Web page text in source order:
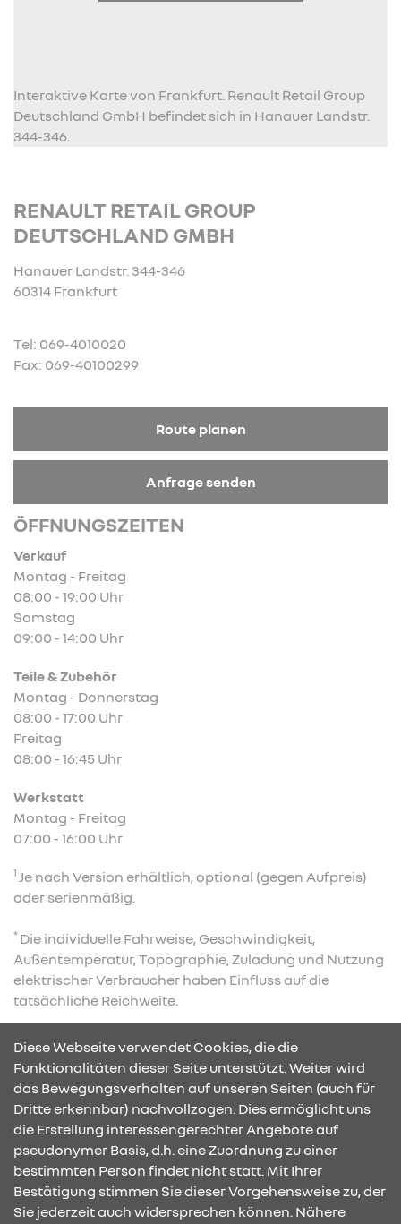
Interaktive Karte von Frankfurt. Renault Retail Group
Deutschland GmbH befindet sich in Hanauer Landstr.
344-346.
RENAULT RETAIL GROUP
DEUTSCHLAND GMBH
Hanauer Landstr. 344-346
60314 Frankfurt
Tel: 069-4010020
Fax: 069-40100299
Route planen
Anfrage senden
ÖFFNUNGSZEITEN
Verkauf
Montag - Freitag
08:00 - 19:00 Uhr
Samstag
09:00 - 14:00 Uhr
Teile & Zubehör
Montag - Donnerstag
08:00 - 17:00 Uhr
Freitag
08:00 - 16:45 Uhr
Werkstatt
Montag - Freitag
07:00 - 16:00 Uhr
1 Je nach Version erhältlich, optional (gegen Aufpreis)
oder serienmäßig.
* Die individuelle Fahrweise, Geschwindigkeit,
Außentemperatur, Topographie, Zuladung und Nutzung
elektrischer Verbraucher haben Einfluss auf die
tatsächliche Reichweite.
Im Fahrbetrieb.
KONTAKT & ANFAHRT
ÖFFNUNGSZEITEN
Diese Webseite verwendet Cookies, die die
Funktionalitäten dieser Seite unterstützt. Weiter wird
das Bewegungsverhalten auf unseren Seiten (auch für
Dritte erkennbar) nachvollzogen. Dies ermöglicht uns
die Erstellung interessengerechter Angebote auf
pseudonymer Basis, d.h. eine Zuordnung zu einer
bestimmten Person findet nicht statt. Mit Ihrer
Bestätigung stimmen Sie dieser Vorgehensweise zu, der
Sie jederzeit auch widersprechen können. Nähere